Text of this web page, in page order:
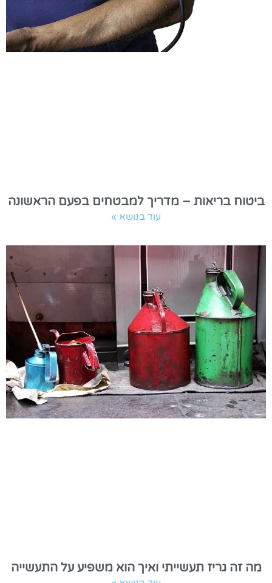
ביטוח בריאות – מדריך למבטחים בפעם הראשונה
עוד בנושא »
מה זה גריז תעשייתי ואיך הוא משפיע על התעשייה